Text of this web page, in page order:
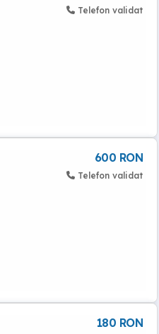
Telefon validat
600 RON
Telefon validat
180 RON